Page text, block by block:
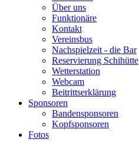
Über uns
Funktionäre
Kontakt
Vereinsbus
Nachspielzeit - die Bar
Reservierung Schihütte
Wetterstation
Webcam
Beitrittserklärung
Sponsoren
Bandensponsoren
Kopfsponsoren
Fotos